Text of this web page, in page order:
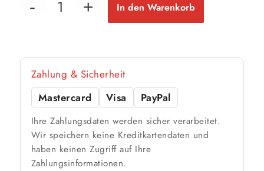
In den Warenkorb
Zahlung & Sicherheit
Mastercard
Visa PayPal
Ihre Zahlungsdaten werden sicher verarbeitet.
Wir speichern keine Kreditkartendaten und
haben keinen Zugriff auf Ihre
Zahlungsinformationen.